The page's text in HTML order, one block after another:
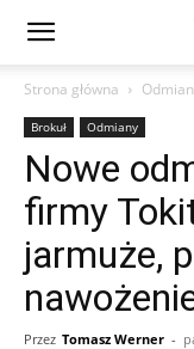
Strona główna
Brokuł Odmiany
Nowe
firmy
jarmuże,
Przez Tomasz Werner -